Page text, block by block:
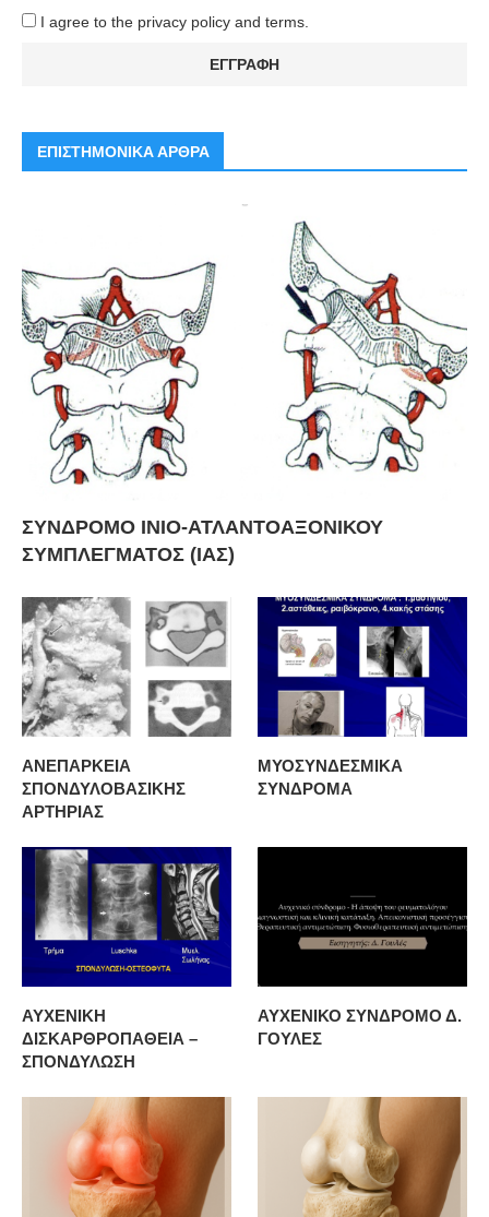
I agree to the privacy policy and terms.
ΕΠΙΣΤΗΜΟΝΙΚΑ ΑΡΘΡΑ
ΣΥΝΔΡΟΜΟ ΙΝΙΟ-ΑΤΛΑΝΤΟΑΞΟΝΙΚΟΥ
ΣΥΜΠΛΕΓΜΑΤΟΣ (ΙΑΣ)
ΑΝΕΠΑΡΚΕΙΑ
ΣΠΟΝΔΥΛΟΒΑΣΙΚΗΣ
ΑΡΤΗΡΙΑΣ
ΜΥΟΣΥΝΔΕΣΜΙΚΑ
ΣΥΝΔΡΟΜΑ
ΑΥΧΕΝΙΚΗ
ΔΙΣΚΑΡΘΡΟΠΑΘΕΙΑ –
ΣΠΟΝΔΥΛΩΣΗ
ΑΥΧΕΝΙΚΟ ΣΥΝΔΡΟΜΟ Δ.
ΓΟΥΛΕΣ